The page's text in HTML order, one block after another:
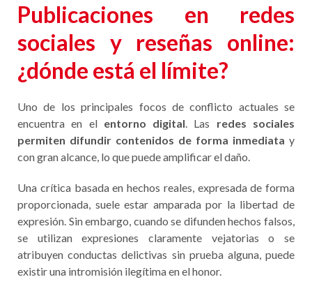
Publicaciones en redes
sociales y reseñas online:
¿dónde está el límite?
Uno de los principales focos de conflicto actuales se
encuentra en el entorno digital. Las redes sociales
permiten difundir contenidos de forma inmediata y
con gran alcance, lo que puede amplificar el daño.
Una crítica basada en hechos reales, expresada de forma
proporcionada, suele estar amparada por la libertad de
expresión. Sin embargo, cuando se difunden hechos falsos,
se utilizan expresiones claramente vejatorias o se
atribuyen conductas delictivas sin prueba alguna, puede
existir una intromisión ilegítima en el honor.